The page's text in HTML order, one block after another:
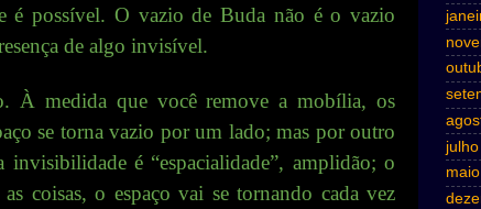
é possível. O vazio de Buda não é o vazio
de algo invisível.
À medida que você remove a mobília, os
se torna vazio por um lado; mas por outro
é “espacialidade”, amplidão; o
coisas, o espaço vai se tornando cada vez
julho
maio